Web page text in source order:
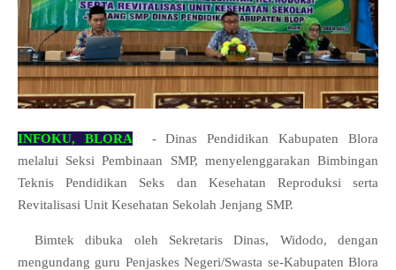
INFOKU, BLORA
- Dinas Pendidikan Kabupaten Blora
melalui Seksi Pembinaan SMP, menyelenggarakan Bimbingan
Teknis Pendidikan Seks dan Kesehatan Reproduksi serta
Revitalisasi Unit Kesehatan Sekolah Jenjang SMP.
Bimtek dibuka oleh Sekretaris Dinas, Widodo, dengan
mengundang guru Penjaskes Negeri/Swasta se-Kabupaten Blora